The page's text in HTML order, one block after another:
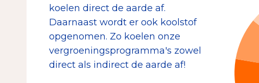
koelen direct de aarde af.
Daarnaast wordt er ook koolstof
opgenomen. Zo koelen onze
vergroeningsprogramma's zowel
direct als indirect de aarde af!